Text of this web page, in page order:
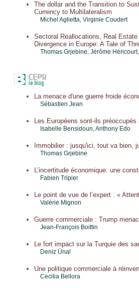
The dollar and the Transition to
Currency to Multilateralism
Michel Aglietta, Virginie Coudert
Sectoral Reallocations, Real
Divergence in Europe: A Tale of
Thomas Grjebine, Jérôme Héricourt,
La menace d'une guerre froide
Sébastien Jean
Les Européens sont-ils préoccupés
Isabelle Bensidoun,Anthony Edo
Immobilier : jusqu'ici, tout va bien,
Thomas Grjebine
L’incertitude économique: une
Fabien Tripier
Le point de vue de l’expert : «
Valérie Mignon
Guerre commerciale : Trump
Jean-François Boittin
Le fort impact sur la Turquie des
Deniz Ünal
Une politique commerciale à
Cecilia Bellora